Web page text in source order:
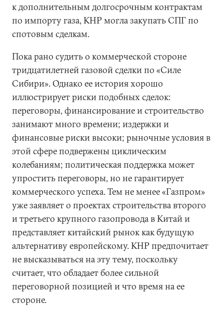
к дополнительным долгосрочным контрактам
по импорту газа, КНР могла закупать СПГ по
спотовым сделкам.
Пока рано судить о коммерческой стороне
тридцатилетней газовой сделки по «Силе
Сибири». Однако ее история хорошо
иллюстрирует риски подобных сделок:
переговоры, финансирование и строительство
занимают много времени; издержки и
финансовые риски высоки; рыночные условия в
этой сфере подвержены циклическим
колебаниям; политическая поддержка может
упростить переговоры, но не гарантирует
коммерческого успеха. Тем не менее «Газпром»
уже заявляет о проектах строительства второго
и третьего крупного газопровода в Китай и
представляет китайский рынок как будущую
альтернативу европейскому. КНР предпочитает
не высказываться на эту тему, поскольку
считает, что обладает более сильной
переговорной позицией и что время на ее
стороне.